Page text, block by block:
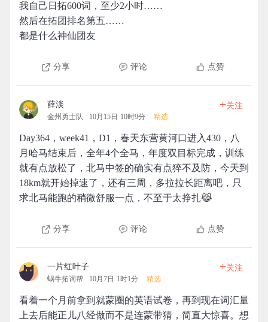
我自己日拓600词，至少2小时……
然后在拓团排名第五……
都是什么神仙团友
分享 评论 点赞
薛淡
金州勇士队 10月15日 10时9分 精选
+关注
Day364，week41，D1，春天东营黄河口进入430，八
月哈马结束后，全年4个全马，年度双目标完成，训练
就有点放松了，北马中签的确实有点猝不及防，今天到
18km就开始掉速了，还有三周，多拉拉长距离吧，只
求北马能跑的稍微舒服一点，不至于太挣扎😹
分享 评论 点赞
一片红叶子
蜗牛拓词帮 10月7日 1时1分 精选
+关注
看着一个月前拿到就蒙圈的英语试卷，再到现在词汇量
上去后能正儿八经做而不是连蒙带猜，简直大惊喜。想